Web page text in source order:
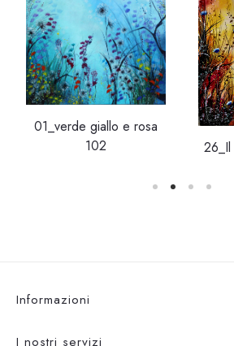
01_verde giallo e rosa
102
Informazioni
I nostri servizi